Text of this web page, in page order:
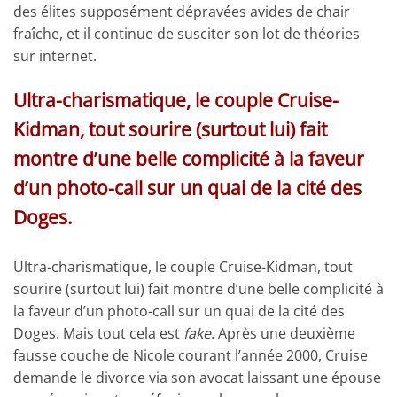
des élites supposément dépravées avides de chair
fraîche, et il continue de susciter son lot de théories
sur internet.
Ultra-charismatique, le couple Cruise-
Kidman, tout sourire (surtout lui) fait
montre d’une belle complicité à la faveur
d’un photo-call sur un quai de la cité des
Doges.
Ultra-charismatique, le couple Cruise-Kidman, tout
sourire (surtout lui) fait montre d’une belle complicité à
la faveur d’un photo-call sur un quai de la cité des
Doges. Mais tout cela est fake. Après une deuxième
fausse couche de Nicole courant l’année 2000, Cruise
demande le divorce via son avocat laissant une épouse